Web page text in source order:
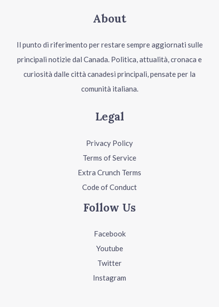
About
Il punto di riferimento per restare sempre aggiornati sulle
principali notizie dal Canada. Politica, attualità, cronaca e
curiosità dalle città canadesi principali, pensate per la
comunità italiana.
Legal
Privacy Policy
Terms of Service
Extra Crunch Terms
Code of Conduct
Follow Us
Facebook
Youtube
Twitter
Instagram